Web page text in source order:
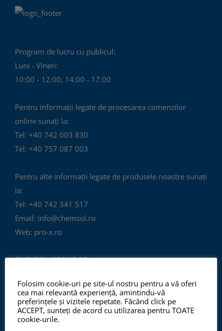
Opțiunile
alese
pagina
Program de lucru cu publicul:
Luni - Vineri:
10:00 - 12:00, 14:00 - 17:00
Pentru informații legate de procesarea comenzilor
online sunați la:
Tel: +40 742 003 830
Tel: +40 757 087 003
Pentru alte informații legate de produsele noastre sunați
la:
Tel: +40 742 341 517
Email: info@chemsol.ro
Web: pro-x.ro
CHEMSOL GROUP SRL
Reg. Com.: J40/6969/2006
Str. David Emmanuel 6A, S.1,
București, C.P.: 010543
Folosim cookie-uri pe site-ul nostru pentru a vă oferi
cea mai relevantă experiență, amintindu-vă
preferințele și vizitele repetate. Făcând click pe
ACCEPT, sunteți de acord cu utilizarea pentru TOATE
cookie-urile.